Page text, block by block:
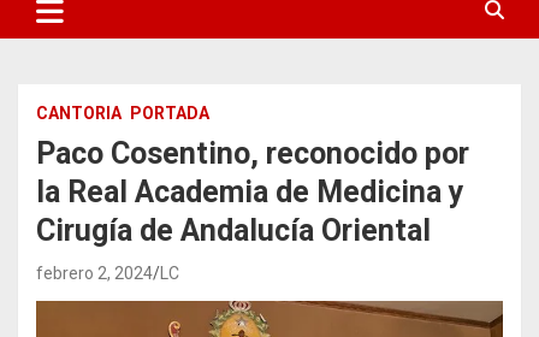
CANTORIA PORTADA
Paco Cosentino, reconocido por
la Real Academia de Medicina y
Cirugía de Andalucía Oriental
febrero 2, 2024 LC